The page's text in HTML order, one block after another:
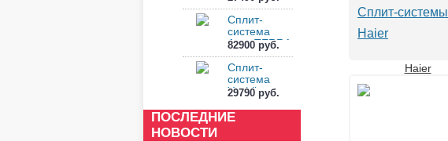
TERRA
ON/OF ARN-
II-...
Сплит-
система
Aero TERRA
ARN-II-
36IHA4...
82900 руб.
Сплит-
система
Yoshikawa
NAGARA
Inverte...
29790 руб.
ПОСЛЕДНИЕ
НОВОСТИ
Сплит-системы
Haier